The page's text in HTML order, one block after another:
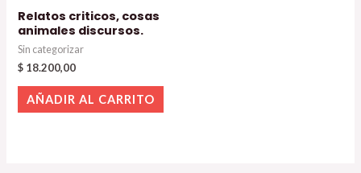
Relatos criticos, cosas
animales discursos.
Sin categorizar
$ 18.200,00
AÑADIR AL CARRITO